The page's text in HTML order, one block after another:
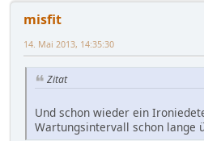
misfit
14. Mai 2013, 14:35:30
Zitat
Und schon wieder ein
Wartungsintervall schon lange